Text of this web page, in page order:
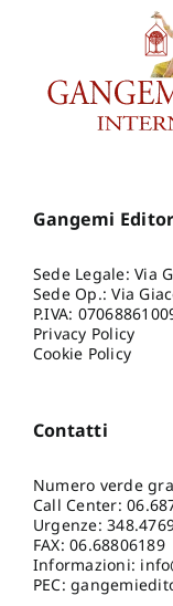
Gangemi
Sede Legale: Via
Sede Op.: Via
P.IVA:
Privacy Policy
Cookie Policy
Contatti
Numero verde
Call Center:
Urgenze:
FAX: 06.68806189
Informazioni:
PEC: